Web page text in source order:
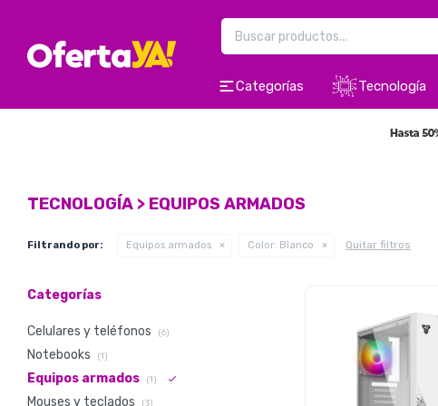
Categorías Tecnología
TECNOLOGÍA > EQUIPOS ARMADOS
Filtrando por: Equipos armados Color: Blanco Quitar filtros
Categorías
Celulares y teléfonos (6)
Notebooks (1)
Equipos armados (1)
Mouses y teclados (3)